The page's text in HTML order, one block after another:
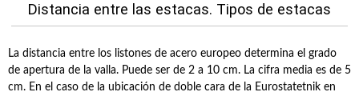
Distancia entre las estacas. Tipos de estacas
La distancia entre los listones de acero europeo determina el grado
de apertura de la valla. Puede ser de 2 a 10 cm. La cifra media es de 5
cm. En el caso de la ubicación de doble cara de la Eurostatetnik en